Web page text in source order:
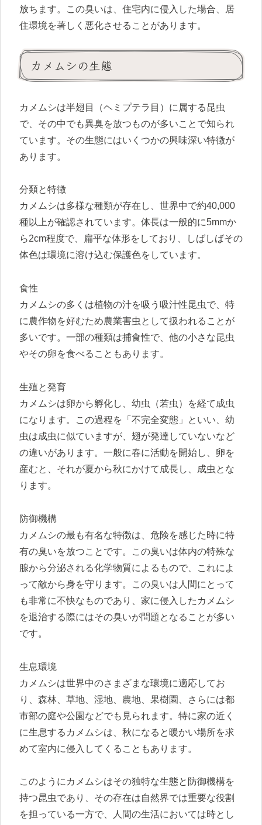
放ちます。この臭いは、住宅内に侵入した場合、居
住環境を著しく悪化させることがあります。
カメムシの生態
カメムシは半翅目（ヘミプテラ目）に属する昆虫
で、その中でも異臭を放つものが多いことで知られ
ています。その生態にはいくつかの興味深い特徴が
あります。
分類と特徴
カメムシは多様な種類が存在し、世界中で約40,000
種以上が確認されています。体長は一般的に5mmか
ら2cm程度で、扁平な体形をしており、しばしばその
体色は環境に溶け込む保護色をしています。
食性
カメムシの多くは植物の汁を吸う吸汁性昆虫で、特
に農作物を好むため農業害虫として扱われることが
多いです。一部の種類は捕食性で、他の小さな昆虫
やその卵を食べることもあります。
生殖と発育
カメムシは卵から孵化し、幼虫（若虫）を経て成虫
になります。この過程を「不完全変態」といい、幼
虫は成虫に似ていますが、翅が発達していないなど
の違いがあります。一般に春に活動を開始し、卵を
産むと、それが夏から秋にかけて成長し、成虫とな
ります。
防御機構
カメムシの最も有名な特徴は、危険を感じた時に特
有の臭いを放つことです。この臭いは体内の特殊な
腺から分泌される化学物質によるもので、これによ
って敵から身を守ります。この臭いは人間にとって
も非常に不快なものであり、家に侵入したカメムシ
を退治する際にはその臭いが問題となることが多い
です。
生息環境
カメムシは世界中のさまざまな環境に適応してお
り、森林、草地、湿地、農地、果樹園、さらには都
市部の庭や公園などでも見られます。特に家の近く
に生息するカメムシは、秋になると暖かい場所を求
めて室内に侵入してくることもあります。
このようにカメムシはその独特な生態と防御機構を
持つ昆虫であり、その存在は自然界では重要な役割
を担っている一方で、人間の生活においては時とし